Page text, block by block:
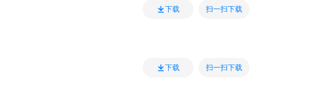
下载 扫一扫下载
下载 扫一扫下载